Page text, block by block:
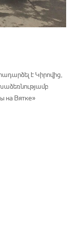
է Կիրովից,
на Вятке»